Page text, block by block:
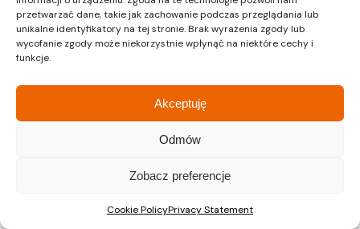
przetwarzać dane, takie jak zachowanie podczas przeglądania lub
unikalne identyfikatory na tej stronie. Brak wyrażenia zgody lub
wycofanie zgody może niekorzystnie wpłynąć na niektóre cechy i
funkcje.
Akceptuję
Odmów
Zobacz preferencje
Cookie PolicyPrivacy Statement